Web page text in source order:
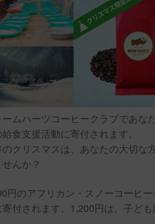
ームハーツコーヒークラブであな
食支援活動に寄付されます。
のクリスマスは、あなたの大切な
せんか？
円のアフリカン・スノーコーヒ
付されます。1,200円は、子ども